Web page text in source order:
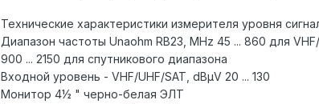
Технические характеристики измерителя уровня
Диапазон частоты Unaohm RB23, MHz 45 ... 860 для
900 ... 2150 для спутникового диапазона
Входной уровень - VHF/UHF/SAT, dBμV 20 ... 130
Монитор 4½ " черно-белая ЭЛТ